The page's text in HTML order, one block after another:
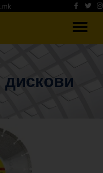
дискови